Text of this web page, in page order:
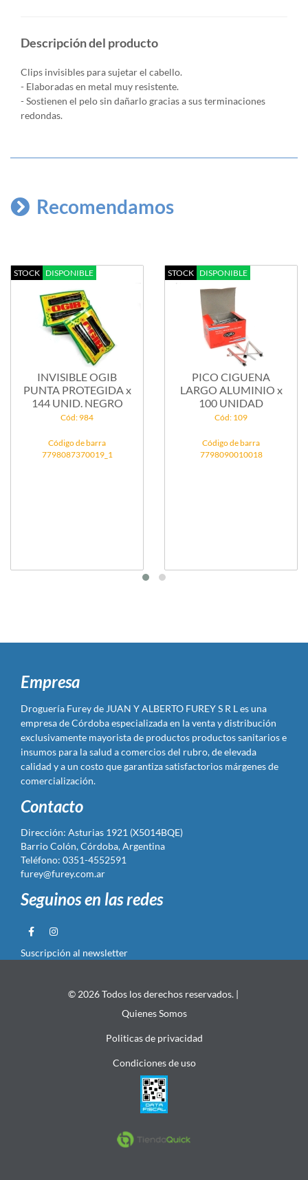
Descripción del producto
Clips invisibles para sujetar el cabello.
- Elaboradas en metal muy resistente.
- Sostienen el pelo sin dañarlo gracias a sus terminaciones
redondas.
Recomendamos
STOCK DISPONIBLE
INVISIBLE OGIB
PUNTA PROTEGIDA x
144 UNID. NEGRO
Cód: 984
Código de barra
7798087370019_1
STOCK DISPONIBLE
PICO CIGUENA
LARGO ALUMINIO x
100 UNIDAD
Cód: 109
Código de barra
7798090010018
Empresa
Droguería Furey de JUAN Y ALBERTO FUREY S R L es una
empresa de Córdoba especializada en la venta y distribución
exclusivamente mayorista de productos productos sanitarios e
insumos para la salud a comercios del rubro, de elevada
calidad y a un costo que garantiza satisfactorios márgenes de
comercialización.
Contacto
Dirección: Asturias 1921 (X5014BQE)
Barrio Colón, Córdoba, Argentina
Teléfono: 0351-4552591
furey@furey.com.ar
Seguinos en las redes
Suscripción al newsletter
© 2026 Todos los derechos reservados. |
Quienes Somos
Politicas de privacidad
Condiciones de uso